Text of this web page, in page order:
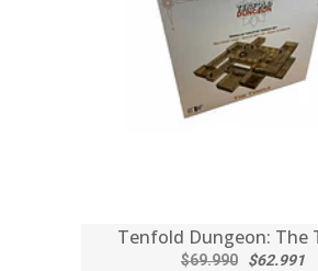
Tenfold Dungeon: The
$69.990 $62.991